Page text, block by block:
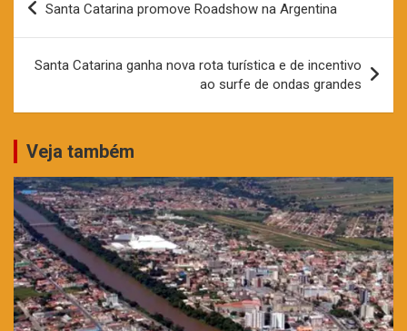
de
Santa Catarina promove Roadshow na Argentina
Santa Catarina ganha nova rota turística e de incentivo
ao surfe de ondas grandes
Veja também